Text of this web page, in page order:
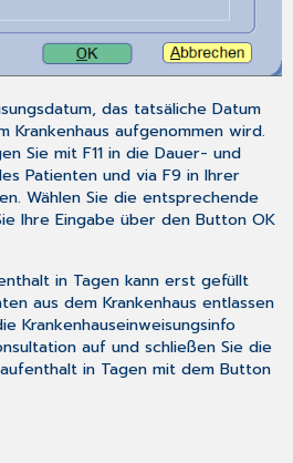
das tatsäliche Datum
Krankenhaus aufgenommen wird.
Sie mitF11 in dieDauer- und
Patienten und viaF9 in Ihrer
. Wählen Sie die entsprechende
Ihre Eingabe über den ButtonOK
in Tagen kann erst gefüllt
aus dem Krankenhaus entlassen
Krankenhauseinweisungsinfo
auf und schließen Sie die
in Tagen mit dem Button